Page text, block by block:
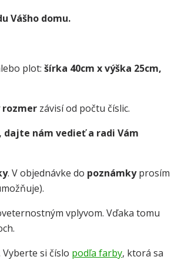
Vášho domu.
plot: šírka 40cm x výška 25cm,
rozmer závisí od počtu číslic.
nám vedieť a radi Vám
. V objednávke do poznámkyprosím
vplyvom. Vďaka tomu
si číslo podľa farby, ktorá sa